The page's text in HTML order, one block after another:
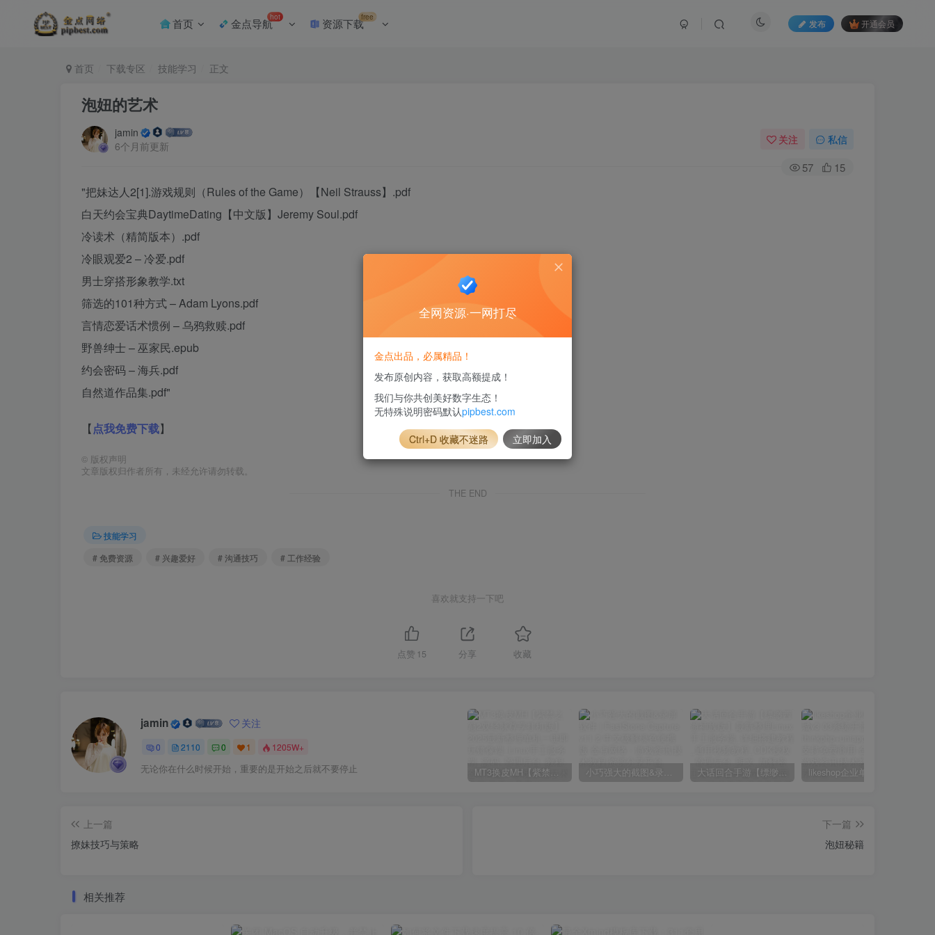
首页 金点导航hot 资源下载free
发布 开通会员
首页 下载专区 技能学习 正文
泡妞的艺术
jamin
6个月前更新
关注 私信
57 15
"把妹达人2[1].游戏规则（Rules of the Game）【Neil Strauss】.pdf
白天约会宝典DaytimeDating【中文版】Jeremy Soul.pdf
冷读术（精简版本）.pdf
冷眼观爱2 – 冷爱.pdf
男士穿搭形象教学.txt
筛选的101种方式 – Adam Lyons.pdf
言情恋爱话术惯例 – 乌鸦救赎.pdf
野兽绅士 – 巫家民.epub
约会密码 – 海兵.pdf
自然道作品集.pdf"
【点我免费下载】
© 版权声明
文章版权归作者所有，未经允许请勿转载。
THE END
技能学习
# 免费资源
# 兴趣爱好 # 沟通技巧 # 工作经验
喜欢就支持一下吧
点赞 15 分享 收藏
jamin 关注
0 2110 0 1 1205W+
无论你在什么时候开始，重要的是开始之后就不要停止 MT3换皮MH【紫禁之巅2双经脉尊享挂机版】2025最新整理单机一键即玩镜像端_Linux手工服务端_源码_管理后台_教程 小巧强大的截图&录屏软件 | FastStone Capture v11.2 中文破解绿色便携版 大话回合手游【缥缈西游神族版】最新整理Linux手工服务端_详细搭建教程_通用视频教程_CDK授权_管理后台_明文_加解密工具_安卓苹果端
上一篇
撩妹技巧与策略
下一篇
泡妞秘籍
相关推荐
全网资源·一网打尽
金点出品，必属精品！
发布原创内容，获取高额提成！
我们与你共创美好数字生态！
无特殊说明密码默认pipbest.com
Ctrl+D 收藏不迷路 立即加入